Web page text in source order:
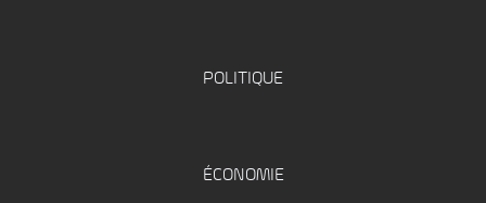
POLITIQUE
ÉCONOMIE